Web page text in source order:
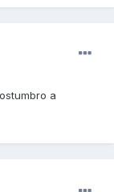
a